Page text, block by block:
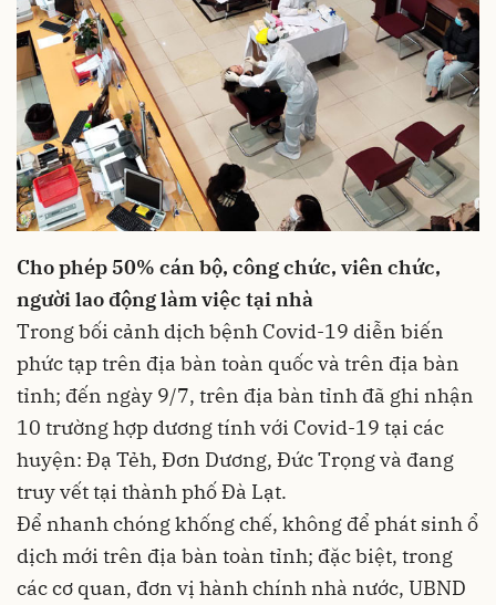
Cho phép 50% cán bộ, công chức, viên chức,
người lao động làm việc tại nhà
Trong bối cảnh dịch bệnh Covid-19 diễn biến
phức tạp trên địa bàn toàn quốc và trên địa bàn
tỉnh; đến ngày 9/7, trên địa bàn tỉnh đã ghi nhận
10 trường hợp dương tính với Covid-19 tại các
huyện: Đạ Tẻh, Đơn Dương, Đức Trọng và đang
truy vết tại thành phố Đà Lạt.
Để nhanh chóng khống chế, không để phát sinh ổ
dịch mới trên địa bàn toàn tỉnh; đặc biệt, trong
các cơ quan, đơn vị hành chính nhà nước, UBND